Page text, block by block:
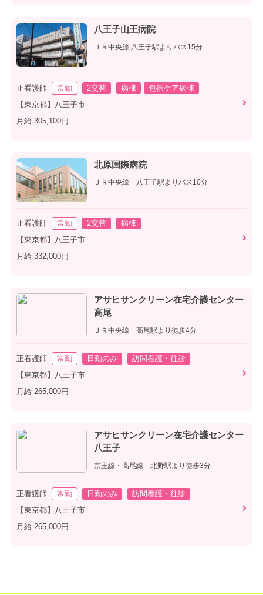
八王子山王病院
ＪＲ中央線 八王子駅よりバス15分
正看護師 常勤 2交替 病棟
包括ケア病棟
【東京都】八王子市
月給 305,100円
北原国際病院
ＪＲ中央線 八王子駅よりバス10分
正看護師 常勤 2交替
病棟
【東京都】八王子市
月給 332,000円
アサヒサンクリーン在宅介護センター
高尾
ＪＲ中央線 高尾駅より徒歩4分
正看護師 常勤 日勤のみ
訪問看護・往診
【東京都】八王子市
月給 265,000円
アサヒサンクリーン在宅介護センター
八王子
京王線・高尾線 北野駅より徒歩3分
正看護師 常勤 日勤のみ
訪問看護・往診
【東京都】八王子市
月給 265,000円